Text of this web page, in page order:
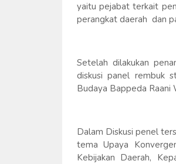
yaitu pejabat terkait
perangkat daerah dan
Setelah dilakukan
diskusi panel rembuk
Budaya Bappeda Raani
Dalam Diskusi penel
tema Upaya
Kebijakan Daerah,